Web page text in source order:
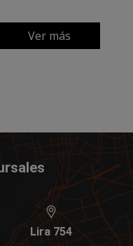
Ver más
Lira 754